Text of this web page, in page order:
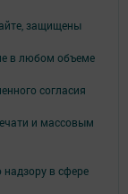
защищены
в любом объеме
согласия
и массовым
в сфере